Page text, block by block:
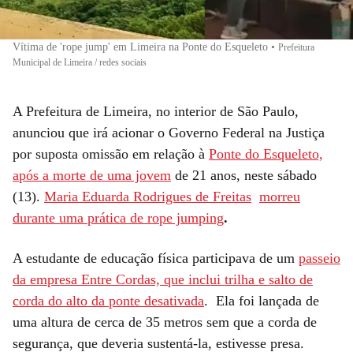
Vítima de 'rope jump' em Limeira na Ponte do Esqueleto • Prefeitura
Municipal de Limeira / redes sociais
A Prefeitura de Limeira, no interior de São Paulo,
anunciou que irá acionar o Governo Federal na Justiça
por suposta omissão em relação à Ponte do Esqueleto,
após a morte de uma jovem de 21 anos, neste sábado
(13). Maria Eduarda Rodrigues de Freitas morreu
durante uma prática de rope jumping.
A estudante de educação física participava de um passeio
da empresa Entre Cordas, que inclui trilha e salto de
corda do alto da ponte desativada. Ela foi lançada de
uma altura de cerca de 35 metros sem que a corda de
segurança, que deveria sustentá-la, estivesse presa.